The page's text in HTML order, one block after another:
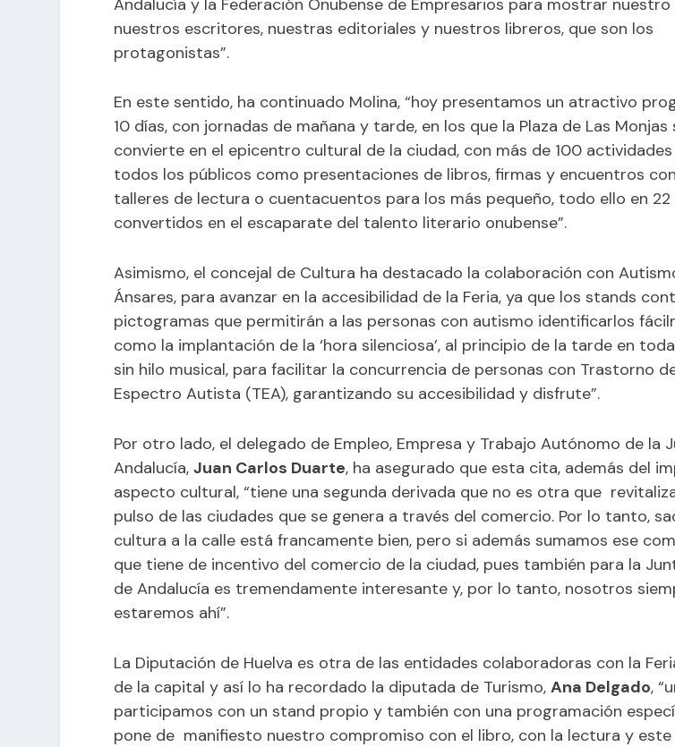
nuestros escritores, nuestras editoriales y nuestros libreros, que son los
protagonistas”.
En este sentido, ha continuado Molina, “hoy presentamos un atractivo
10 días, con jornadas de mañana y tarde, en los que la Plaza de Las Monjas
convierte en el epicentro cultural de la ciudad, con más de 100
todos los públicos como presentaciones de libros, firmas y encuentros
talleres de lectura o cuentacuentos para los más pequeño, todo ello en
convertidos en el escaparate del talento literario onubense”.
Asimismo, el concejal de Cultura ha destacado la colaboración con
Ánsares, para avanzar en la accesibilidad de la Feria, ya que los stands
pictogramas que permitirán a las personas con autismo identificarlos
como la implantación de la ‘hora silenciosa’, al principio de la tarde en
sin hilo musical, para facilitar la concurrencia de personas con Trastorno
Espectro Autista (TEA), garantizando su accesibilidad y disfrute”.
Por otro lado, el delegado de Empleo, Empresa y Trabajo Autónomo de la
Andalucía,Juan Carlos Duarte, ha asegurado que esta cita, además del
aspecto cultural, “tiene una segunda derivada que no es otra que
pulso de las ciudades que se genera a través del comercio. Por lo tanto,
cultura a la calle está francamente bien, pero si además sumamos ese
que tiene de incentivo del comercio de la ciudad, pues también para la
de Andalucía es tremendamente interesante y, por lo tanto, nosotros
estaremos ahí”.
La Diputación de Huelva es otra de las entidades colaboradoras con la
de la capital y así lo ha recordado la diputada de Turismo,Ana Delgado,
participamos con un stand propio y también con una programación
pone de manifiesto nuestro compromiso con el libro, con la lectura y este